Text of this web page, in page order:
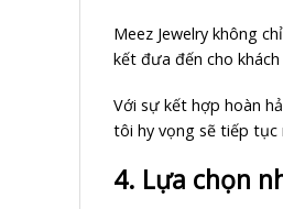
Meez Jewelry không
kết đưa đến cho
Với sự kết hợp hoàn
tôi hy vọng sẽ tiếp tục
4. Lựa chọn